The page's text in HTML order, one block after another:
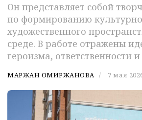
Он представляет собой
по формированию
художественного
среде. В работе отражены
героизма, ответственности
МАРЖАН ОМИРЖАНОВА 7 мая